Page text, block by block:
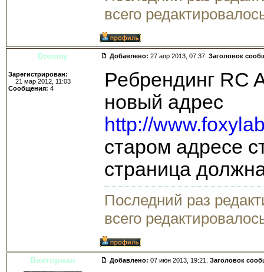
всего
Dreamy Добавлено: 27 апр 2013, 07:37. Заголовок
Зарегистрирован:
21 мар 2012, 11:03
Сообщения: 4
Ребрендинг RC
новый адрес
http://
старом адресе
страница
Последний раз
всего
Викториан Добавлено: 07 июн 2013, 19:21. Заголовок